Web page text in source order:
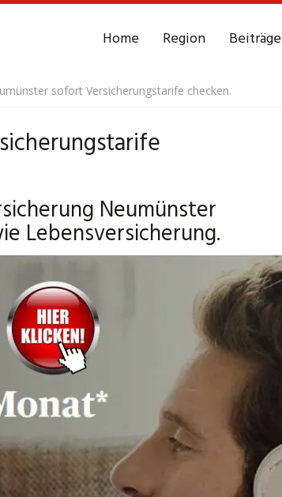
Home Region Beiträge
sofort Versicherungstarife checken.
Neumünster
Lebensversicherung.